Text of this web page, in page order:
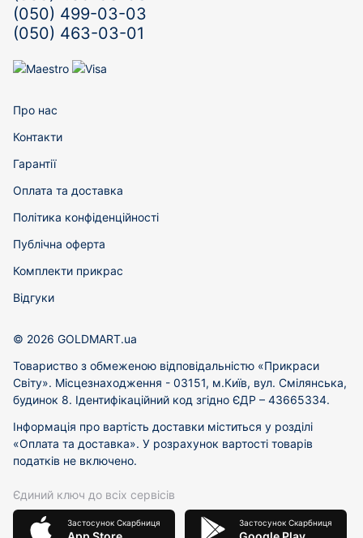
(050) 499-03-03
(050) 463-03-01
Про нас
Контакти
Гарантії
Оплата та доставка
Політика конфіденційності
Публічна оферта
Комплекти прикрас
Відгуки
© 2026 GOLDMART.ua
Товариство з обмеженою відповідальністю «Прикраси
Світу». Місцезнаходження - 03151, м.Київ, вул. Смілянська,
будинок 8. Ідентифікаційний код згідно ЄДР – 43665334.
Інформація про вартість доставки міститься у розділі
«Оплата та доставка». У розрахунок вартості товарів
податків не включено.
Єдиний ключ до всіх сервісів
Застосунок Скарбниця Застосунок Скарбниця